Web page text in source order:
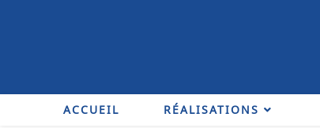
ACCUEIL RÉALISATIONS